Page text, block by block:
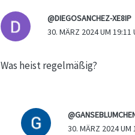
@DIEGOSANCHEZ-XE8IP
30. MÄRZ 2024 UM 19:11
Was heist regelmäßig?
30. MÄRZ 2024 UM